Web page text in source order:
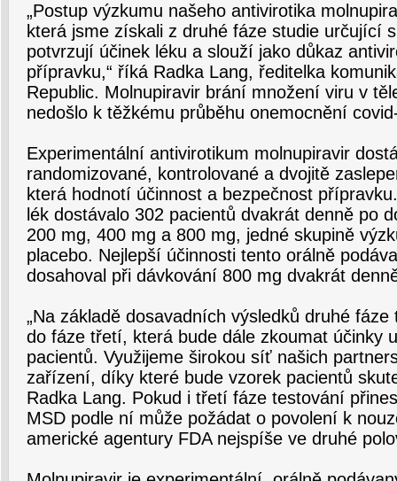
„Postup výzkumu našeho antivirotika
která jsme získali z druhé fáze studie určující
potvrzují účinek léku a slouží jako důkaz
přípravku,“ říká Radka Lang, ředitelka
Republic. Molnupiravir brání množení viru v
nedošlo k těžkému průběhu onemocnění
Experimentální antivirotikum molnupiravir
randomizované, kontrolované a dvojitě
která hodnotí účinnost a bezpečnost
lék dostávalo 302 pacientů dvakrát denně po
200 mg, 400 mg a 800 mg, jedné skupině
placebo. Nejlepší účinnosti tento orálně
dosahoval při dávkování 800 mg dvakrát
„Na základě dosavadních výsledků druhé
do fáze třetí, která bude dále zkoumat účinky
pacientů. Využijeme širokou síť našich
zařízení, díky které bude vzorek pacientů
Radka Lang. Pokud i třetí fáze testování
MSD podle ní může požádat o povolení k
americké agentury FDA nejspíše ve druhé